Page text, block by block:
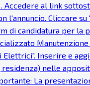
. Accedere al link
l'annuncio. Cliccare su
di candidatura per la
Elettrici". Inserire e
nelle
La